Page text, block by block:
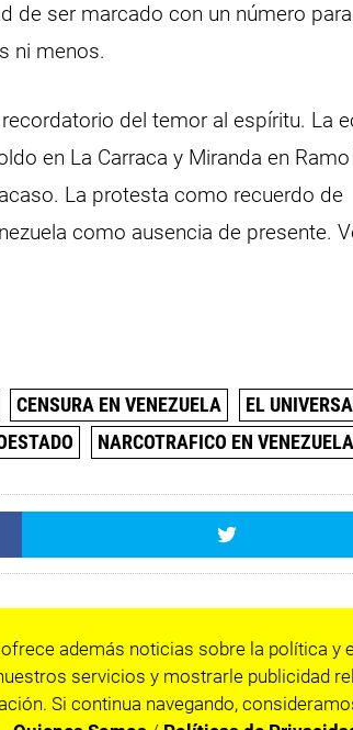
de ser marcado con un número
ni menos.
del temor al espíritu. La
en La Carraca y Miranda en Ramo
La protesta como recuerdo de
como ausencia de presente.
CENSURA EN VENEZUELA
EL
NARCOTRAFICO EN VENEZUELA
además noticias sobre la política y
servicios y mostrarle publicidad
Si continua navegando,